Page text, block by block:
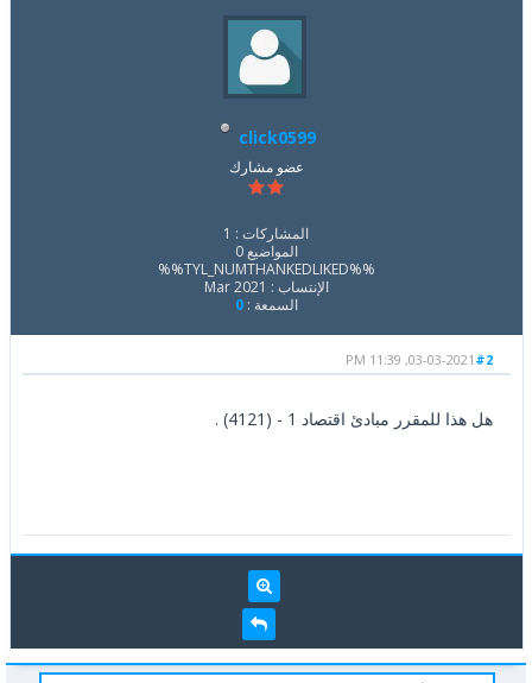
click0599
عضو مشارك
المشاركات : 1
المواضيع 0
%%TYL_NUMTHANKEDLIKED%%
الإنتساب : Mar 2021
السمعة :0
#2
03-03-2021, 11:39 PM
هل هذا للمقرر مبادئ اقتصاد 1 - (4121) .